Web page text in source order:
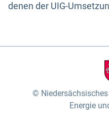
denen der UIG-
Energie